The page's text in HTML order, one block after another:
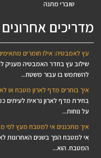
שוברי מתנה
מדריכים אחרונים
עץ לאמבטיה: אילו חומרים
שילוב עץ בחדר האמבטיה מעניק
להשתמש בו עבור משטח...
איך בוחרים מדף לארון מטבח או
בחירת מדף לארון נראית לעיתים
על נוחות...
איך מתכננים אי למטבח מעץ לפי
אי למטבח הפך בשנים האחרונות
המטבח. הוא...